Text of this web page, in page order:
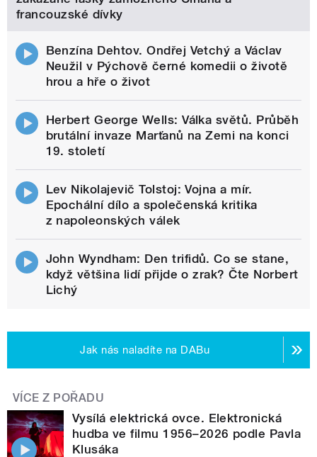
francouzské dívky
Benzína Dehtov. Ondřej Vetchý a Václav
Neužil v Pýchově černé komedii o životě
hrou a hře o život
Herbert George Wells: Válka světů. Průběh
brutální invaze Marťanů na Zemi na konci
19. století
Lev Nikolajevič Tolstoj: Vojna a mír.
Epochální dílo a společenská kritika
z napoleonských válek
John Wyndham: Den trifidů. Co se stane,
když většina lidí přijde o zrak? Čte Norbert
Lichý
Jak nás naladíte na DABu
VÍCE Z POŘADU
Vysílá elektrická ovce. Elektronická
hudba ve filmu 1956–2026 podle Pavla
Klusáka